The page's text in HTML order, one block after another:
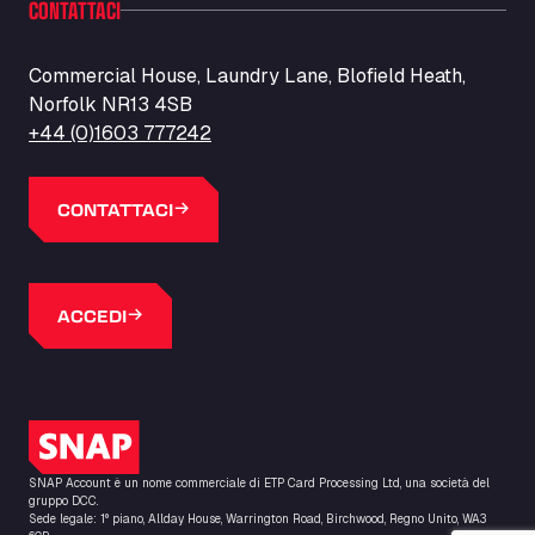
Barneys Diner
Bars Logistics Ltd
Elm Farm Depot, CO6 1HU
Bartrums Haulage & Storage
Basiq Truck Cleaning Amsterdam
Fahrenheitweg 20, 6101 WR
Basiq Truck Cleaning Hoogeveen
A.G. Bellstraat 35A, 7903 AD
16 Inchmuir Road, EH48 2EP
Batim Truckstop
Lar Bck Z 7 Mennen, 8930
Baumann Spedition Dresden GmbH
CONTATTACI
Commercial House, Laundry Lane, Blofield Heath,
Norfolk NR13 4SB
+44 (0)1603 777242
CONTATTACI
ACCEDI
Logo SNAP
SNAP Account è un nome commerciale di ETP Card Processing Ltd, una società del
gruppo DCC.
Sede legale: 1° piano, Allday House, Warrington Road, Birchwood, Regno Unito, WA3